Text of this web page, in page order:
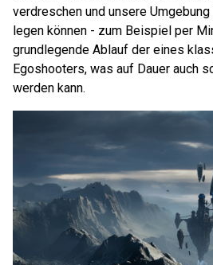
verdreschen und unsere
legen können - zum Beispiel per
grundlegende Ablauf der eines
Egoshooters, was auf Dauer auch
werden kann.